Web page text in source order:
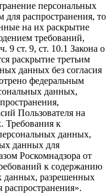
персональных
распространения, то
на их раскрытие
требований,
9 ст. 9, ст. 10.1 Закона о
раскрытие третьим
данных без согласия
федеральным
данных,
Пользователя на
Требования к
данных,
данных для
Роскомнадзора от
к содержанию
данных, разрешенных